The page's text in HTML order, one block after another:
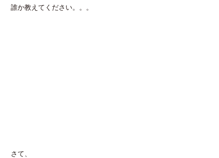
誰か教えてください。。。
さて、